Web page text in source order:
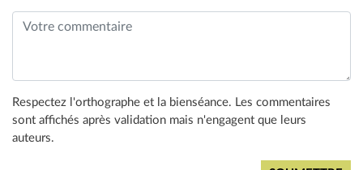
Respectez l'orthographe et la bienséance. Les commentaires
sont affichés après validation mais n'engagent que leurs
auteurs.